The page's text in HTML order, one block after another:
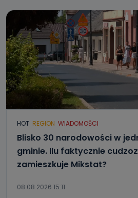
HOT REGION WIADOMOŚCI
Blisko 30 narodowości w
gminie. Ilu faktycznie
zamieszkuje Mikstat?
08.08.2026 15:11